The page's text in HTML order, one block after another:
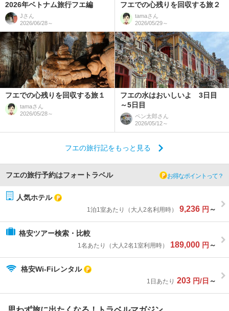
2026年ベトナム旅行フエ編
Jさん
2026/06/28～
フエでの心残りを回収する旅２
tamaさん
2026/05/29～
フエでの心残りを回収する旅１
tamaさん
2026/05/28～
フエの水はおいしいよ 3日目
～5日目
ペン太郎さん
2026/05/12～
フエの旅行記をもっと見る
フエの旅行予約はフォートラベル お得なポイントって？
人気ホテル
1泊1室あたり（大人2名利用時） 9,236 円 ～
格安ツアー検索・比較
1名あたり（大人2名1室利用時） 189,000 円 ～
格安Wi-Fiレンタル
1日あたり 203 円/日 ～